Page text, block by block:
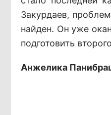
Закурдаев,
найден. Он уже
подготовить
Анжелика